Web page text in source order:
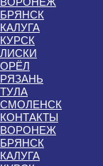
БРЯНСК
КАЛУГА
КУРСК
ЛИСКИ
ОРЁЛ
РЯЗАНЬ
ТУЛА
СМОЛЕНСК
КОНТАКТЫ
ВОРОНЕЖ
БРЯНСК
КАЛУГА